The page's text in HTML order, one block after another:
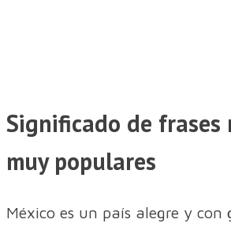
Significado de frases
muy populares
México es un país alegre y con